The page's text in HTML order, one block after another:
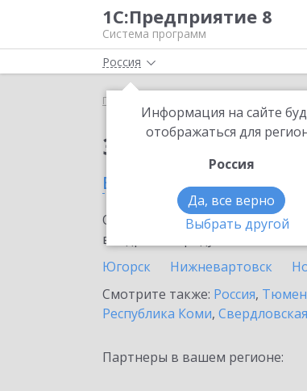
1С:Предприятие 8
Система программ
Россия
Информация на сайте
отображаться для
Россия
Да, все верно
Выбрать другой
Главная
Заказать
в Ханты-Мансийске
Ознакомьтесь с
внедрение продукта.
Югорск
Нижневартовск
Смотрите также: Россия,
Республика Коми,
Партнеры в вашем регионе: